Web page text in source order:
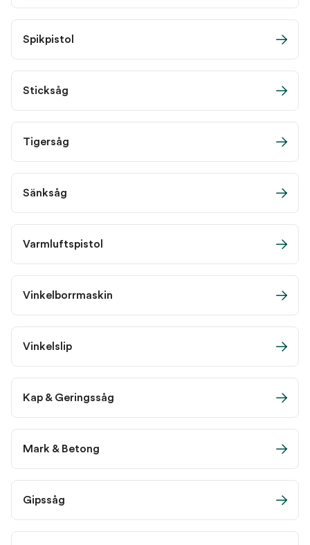
Spikpistol
Sticksåg
Tigersåg
Sänksåg
Varmluftspistol
Vinkelborrmaskin
Vinkelslip
Kap & Geringssåg
Mark & Betong
Gipssåg